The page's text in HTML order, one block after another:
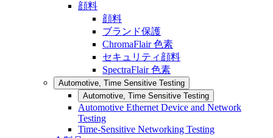
顔料
顔料
ブランド保護
ChromaFlair 色素
セキュリティ顔料
SpectraFlair 色素
Automotive, Time Sensitive Testing
Automotive, Time Sensitive Testing
Automotive Ethernet Device and Network
Testing
Time-Sensitive Networking Testing